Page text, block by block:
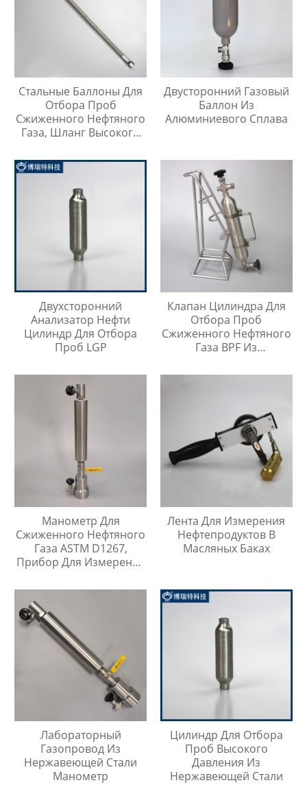
Стальные Баллоны Для
Отбора Проб
Сжиженного Нефтяного
Газа, Шланг Высокого
Метр
Двусторонний Газовый
Баллон Из
Алюминиевого Сплава
Двухсторонний
Анализатор Нефти
Цилиндр Для Отбора
Проб LGP
Клапан Цилиндра Для
Отбора Проб
Сжиженного Нефтяного
Газа BPF Из
Манометр Для
Сжиженного Нефтяного
Газа ASTM D1267,
Прибор Для Измерения
Лента Для Измерения
Нефтепродуктов В
Масляных Баках
Лабораторный
Газопровод Из
Нержавеющей Стали
Манометр
Цилиндр Для Отбора
Проб Высокого
Давления Из
Нержавеющей Стали